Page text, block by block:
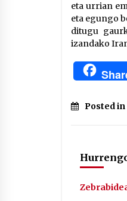
eta urrian
eta egungo
ditugu
izandako
Posted in